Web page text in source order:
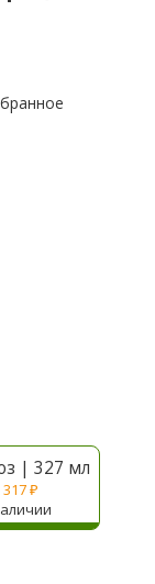
| 327 мл
317₽